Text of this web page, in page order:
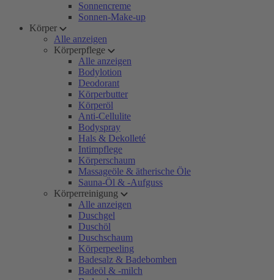
Sonnencreme
Sonnen-Make-up
Körper
Alle anzeigen
Körperpflege
Alle anzeigen
Bodylotion
Deodorant
Körperbutter
Körperöl
Anti-Cellulite
Bodyspray
Hals & Dekolleté
Intimpflege
Körperschaum
Massageöle & ätherische Öle
Sauna-Öl & -Aufguss
Körperreinigung
Alle anzeigen
Duschgel
Duschöl
Duschschaum
Körperpeeling
Badesalz & Badebomben
Badeöl & -milch